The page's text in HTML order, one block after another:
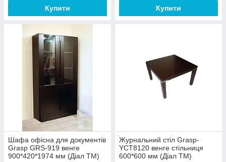
Купити Купити
Шафа офісна для документів
Grasp GRS-919 венге
900*420*1974 мм (Діал ТМ)
Журнальний стіл Grasp-
YCT8120 венге стільниця
600*600 мм (Діал ТМ)